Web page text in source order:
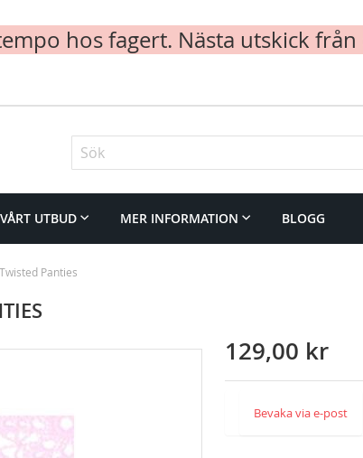
hos fagert. Nästa utskick
Sök
VÅRT UTBUD MER INFORMATION BLOGG
Panties
129,00 kr
Bevaka via e-post